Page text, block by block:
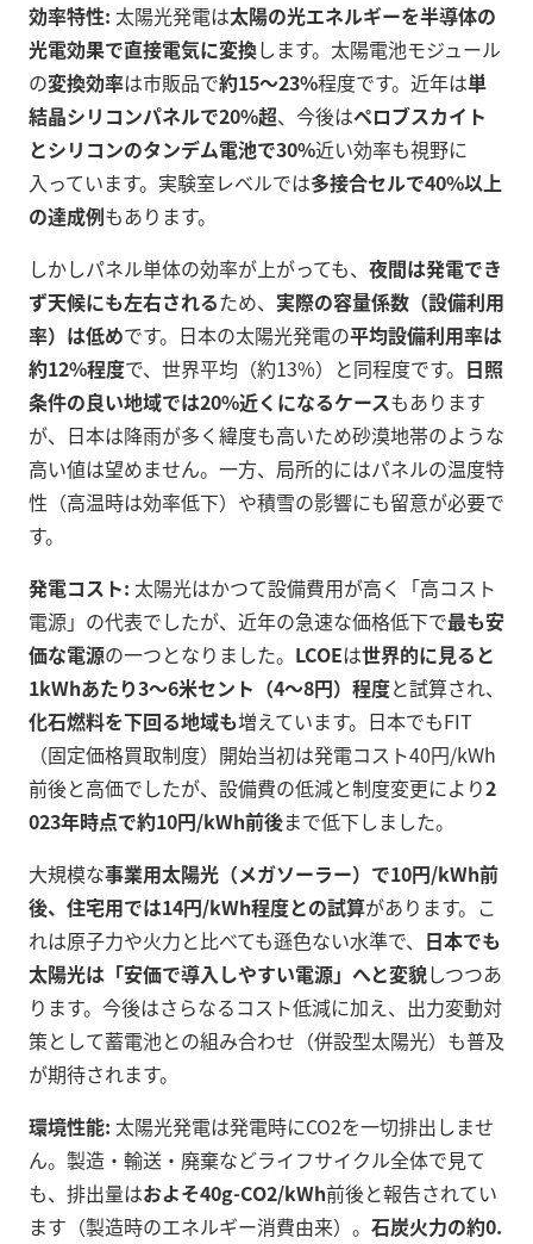
効率特性: 太陽光発電は太陽の光エネルギーを半導体の
光電効果で直接電気に変換します。太陽電池モジュール
の変換効率は市販品で約15～23%程度です。近年は単
結晶シリコンパネルで20%超、今後はペロブスカイト
とシリコンのタンデム電池で30%近い効率も視野に
入っています。実験室レベルでは多接合セルで40%以上
の達成例もあります。
しかしパネル単体の効率が上がっても、 夜間は発電でき
ず天候にも左右されるため、 実際の容量係数（設備利用
率）は低めです。日本の太陽光発電の平均設備利用率は
約12%程度で、世界平均（約13%）と同程度です。 日照
条件の良い地域では20%近くになるケースもあります
が、日本は降雨が多く緯度も高いため砂漠地帯のような
高い値は望めません。一方、局所的にはパネルの温度特
性（高温時は効率低下）や積雪の影響にも留意が必要で
す。
発電コスト: 太陽光はかつて設備費用が高く「高コスト
電源」の代表でしたが、近年の急速な価格低下で最も安
価な電源の一つとなりました。 LCOEは世界的に見ると
1kWhあたり3～6米セント（4～8円）程度と試算され、
化石燃料を下回る地域も増えています。日本でもFIT
（固定価格買取制度）開始当初は発電コスト40円/kWh
前後と高価でしたが、設備費の低減と制度変更により2
023年時点で約10円/kWh前後まで低下しました。
大規模な事業用太陽光（メガソーラー）で10円/kWh前
後、住宅用では14円/kWh程度との試算があります。こ
れは原子力や火力と比べても遜色ない水準で、 日本でも
太陽光は「安価で導入しやすい電源」へと変貌しつつあ
ります。今後はさらなるコスト低減に加え、出力変動対
策として蓄電池との組み合わせ（併設型太陽光）も普及
が期待されます。
環境性能: 太陽光発電は発電時にCO2を一切排出しませ
ん。製造・輸送・廃棄などライフサイクル全体で見て
も、排出量はおよそ40g-CO2/kWh前後と報告されてい
ます（製造時のエネルギー消費由来）。 石炭火力の約0.